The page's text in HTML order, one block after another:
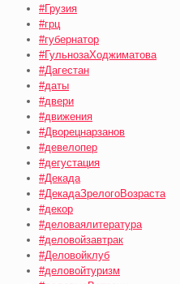
#Грузия
#грц
#губернатор
#ГульнозаХоджиматова
#Дагестан
#даты
#двери
#движения
#Дворецнарзанов
#девелопер
#дегустация
#Декада
#ДекадаЗрелогоВозраста
#декор
#деловаялитература
#деловойзавтрак
#Деловойклуб
#деловойтуризм